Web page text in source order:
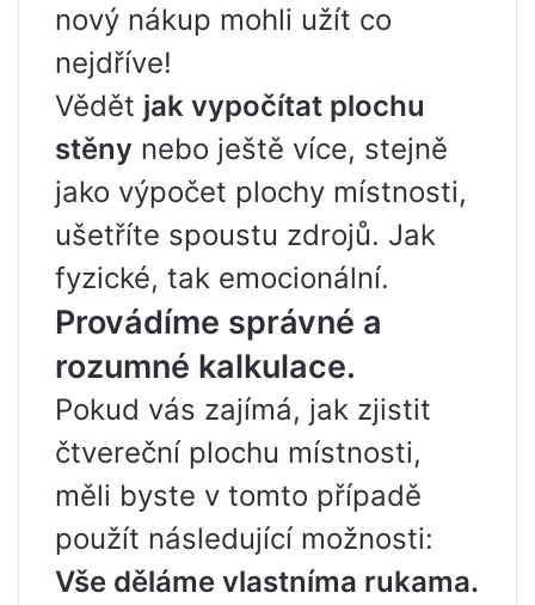
nový nákup mohli užít co
nejdříve!
Vědět jak vypočítat plochu
stěny nebo ještě více, stejně
jako výpočet plochy místnosti,
ušetříte spoustu zdrojů. Jak
fyzické, tak emocionální.
Provádíme správné a
rozumné kalkulace.
Pokud vás zajímá, jak zjistit
čtvereční plochu místnosti,
měli byste v tomto případě
použít následující možnosti:
Vše děláme vlastníma rukama.